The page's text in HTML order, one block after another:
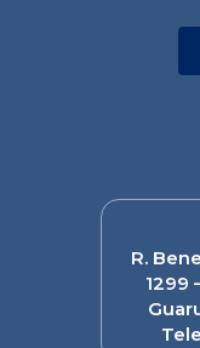
R.
1299